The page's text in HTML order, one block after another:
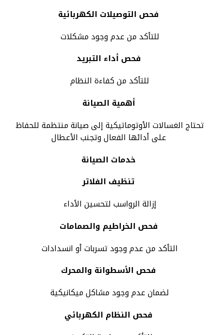
فحص التوصيلات الكهربائية
للتأكد من عدم وجود مشكلات
فحص أداء التبريد
للتأكد من كفاءة النظام
أهمية الصيانة
على أدائها الفعال وتجنب الأعطال
خدمات الصيانة
تنظيف الفلاتر
إزالة الرواسب لتحسين الأداء
فحص الخراطيم والصمامات
التأكد من عدم وجود تسربات أو انسدادات
فحص الأسطوانة والمحرك
لضمان عدم وجود مشاكل ميكانيكية
فحص النظام الكهربائي